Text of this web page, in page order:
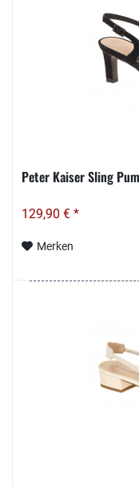
Peter Kaiser Sling
129,90 € *
Merken